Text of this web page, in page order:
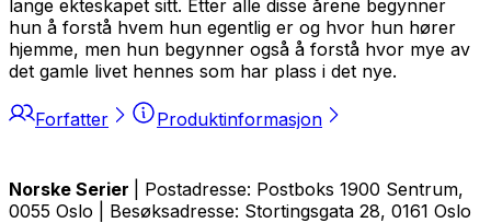
lange ekteskapet sitt. Etter alle disse årene begynner
hun å forstå hvem hun egentlig er og hvor hun hører
hjemme, men hun begynner også å forstå hvor mye av
det gamle livet hennes som har plass i det nye.
Forfatter Produktinformasjon
Norske Serier
| Postadresse: Postboks 1900 Sentrum,
0055 Oslo | Besøksadresse: Stortingsgata 28, 0161 Oslo